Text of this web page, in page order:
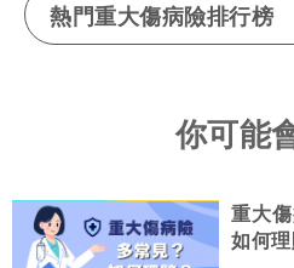
熱門重大傷病險排行榜
你可能
重大
如何理